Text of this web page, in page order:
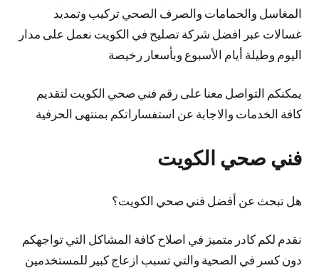
المغاسل والحمامات والصرف الصحي تركيب وتمديد
غسالات عبر افضل شركة تصليح في الكويت نعمل على مدار
اليوم وطيلة أيام الأسبوع وبأسعار رخيصة
يمكنكم التواصل معنا على رقم فني صحي الكويت لتقديم
كافة الخدمات والاجابة عن استفساراتكم بمنتهى الحرفية
فني صحي الكويت
هل تبحث عن أفضل فني صحي الكويت؟
نقدم لكم كادر متميز في اصلاح كافة المشاكل التي تواجهكم
دون كسر في الصحية والتي تسبب ازعاج كبير للمستخدمين